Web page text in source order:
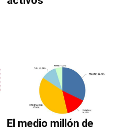
El medio millón de